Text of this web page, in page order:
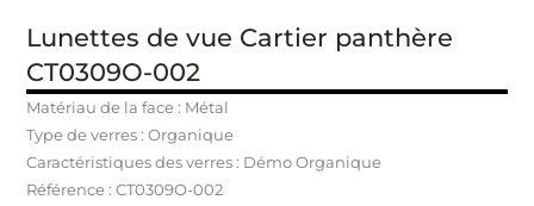
Lunettes de vue Cartier panthère
CT0309O-002
Matériau de la face : Métal
Type de verres : Organique
Caractéristiques des verres : Démo Organique
Référence : CT0309O-002